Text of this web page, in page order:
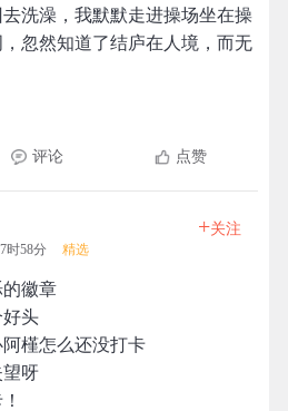
洗澡，我默默走进操场坐在操
忽然知道了结庐在人境，而无
评论 点赞
时58分 精选
+关注
徽章
头
槿怎么还没打卡
呀